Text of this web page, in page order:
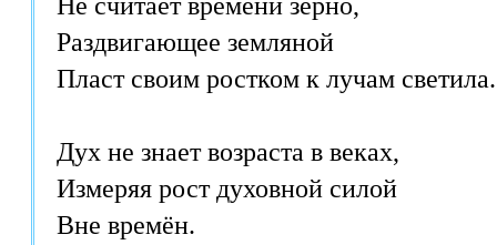
Раздвигающее земляной
Пласт своим ростком к лучам
Дух не знает возраста в веках,
Измеряя рост духовной силой
Вне времён.